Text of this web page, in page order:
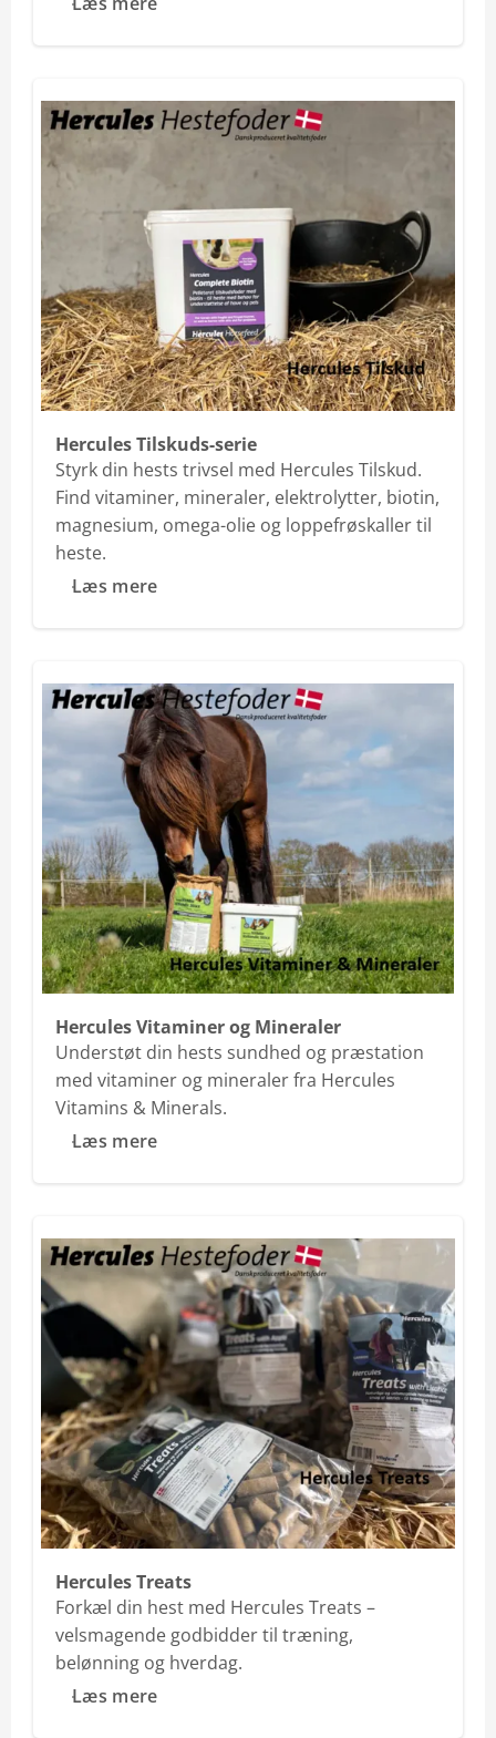
Hercules Tilskuds-serie
Styrk din hests trivsel med Hercules Tilskud.
Find vitaminer, mineraler, elektrolytter, biotin,
magnesium, omega-olie og loppefrøskaller til
heste.
Læs mere
Hercules Vitaminer og Mineraler
Understøt din hests sundhed og præstation
med vitaminer og mineraler fra Hercules
Vitamins & Minerals.
Læs mere
Hercules Treats
Forkæl din hest med Hercules Treats –
velsmagende godbidder til træning,
belønning og hverdag.
Læs mere